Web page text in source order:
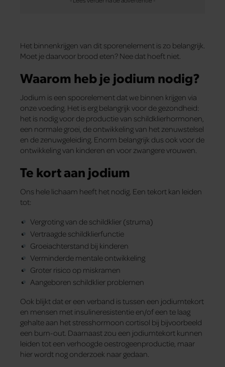
Het binnenkrijgen van dit sporenelement is zo belangrijk.
Moet je daarvoor brood eten? Nee dat hoeft niet.
Waarom heb je jodium nodig?
Jodium is een spoorelement dat we binnen krijgen via
onze voeding. Het is erg belangrijk voor de gezondheid:
het is nodig voor de productie van schildklierhormonen,
een normale groei, de ontwikkeling van het zenuwstelsel
en de zenuwgeleiding. Enorm belangrijk dus ook voor de
ontwikkeling van kinderen en voor zwangere vrouwen.
Te kort aan jodium
Ons hele lichaam heeft het nodig. Een tekort kan leiden
tot:
Vergroting van de schildklier (struma)
Vertraagde schildklierfunctie
Groeiachterstand bij kinderen
Verminderde mentale ontwikkeling
Groter risico op miskramen
Aangeboren schildklier problemen
Ook blijkt dat er een verband is tussen een jodiumtekort
en mensen met insulineresistentie en/of een te laag
gehalte aan het stresshormoon cortisol bij bijvoorbeeld
een burn-out. Daarnaast zou een jodiumtekort kunnen
leiden tot een verhoogde oestrogeenproductie, maar
hier wordt nog onderzoek naar gedaan.